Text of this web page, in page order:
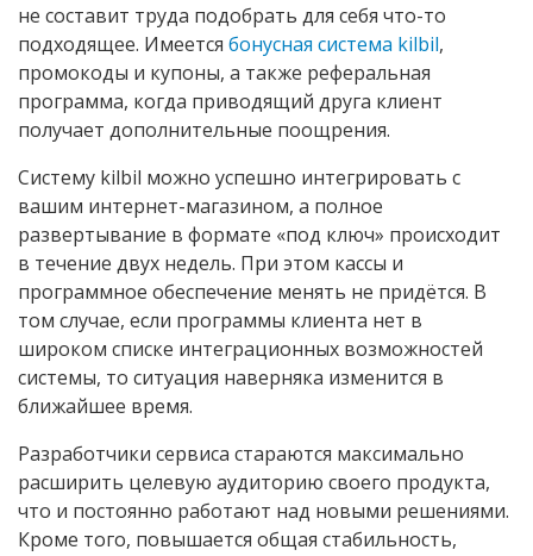
не составит труда подобрать для себя что-то
подходящее. Имеется бонусная система kilbil,
промокоды и купоны, а также реферальная
программа, когда приводящий друга клиент
получает дополнительные поощрения.
Систему kilbil можно успешно интегрировать с
вашим интернет-магазином, а полное
развертывание в формате «под ключ» происходит
в течение двух недель. При этом кассы и
программное обеспечение менять не придётся. В
том случае, если программы клиента нет в
широком списке интеграционных возможностей
системы, то ситуация наверняка изменится в
ближайшее время.
Разработчики сервиса стараются максимально
расширить целевую аудиторию своего продукта,
что и постоянно работают над новыми решениями.
Кроме того, повышается общая стабильность,